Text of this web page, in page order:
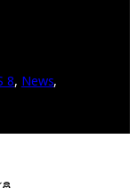
8, News